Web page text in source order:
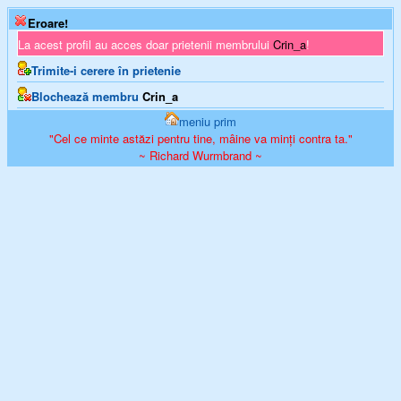
Eroare!
La acest profil au acces doar prietenii membrului Crin_a!
Trimite-i cerere în prietenie
Blochează membru Crin_a
meniu prim
"Cel ce minte astăzi pentru tine, mâine va minți contra ta."
~ Richard Wurmbrand ~